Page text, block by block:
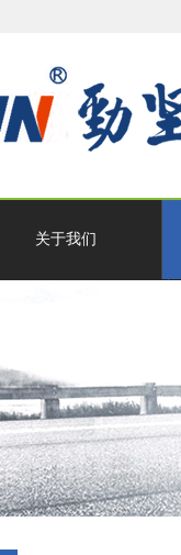
关于我们